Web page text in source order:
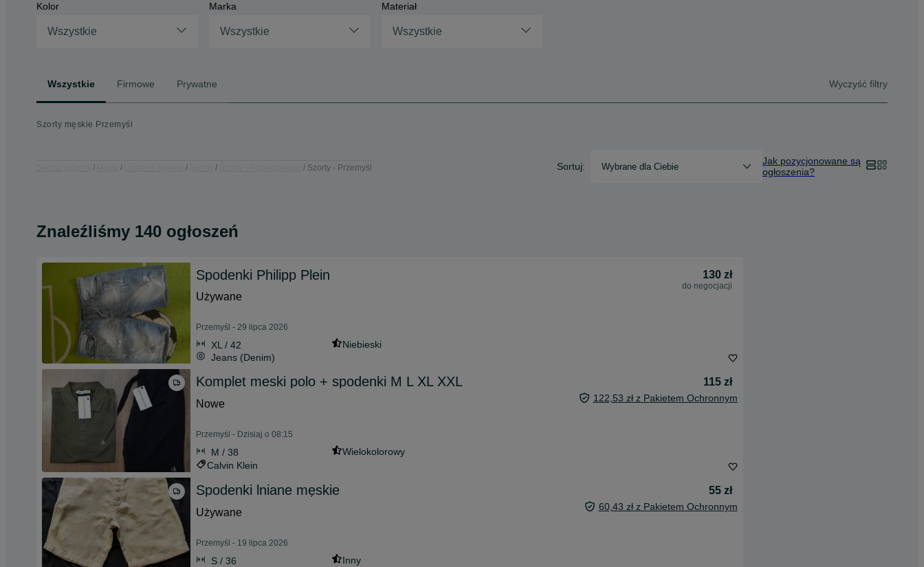
Kolor
Wszystkie
Marka
Wszystkie
Materiał
Wszystkie
Wszystkie Firmowe Prywatne Wyczyść filtry
Szorty męskie Przemyśl
Szorty - Przemyśl Sortuj: Wybrane dla Ciebie
Jak pozycjonowane są
ogłoszenia?
Znaleźliśmy 140 ogłoszeń
Spodenki Philipp Plein 130 zł
do negocjacji
Używane
Przemyśl - 29 lipca 2026
XL / 42
Niebieski
Jeans (Denim)
Komplet meski polo + spodenki M L XL XXL
115 zł
Nowe
122,53 zł z Pakietem Ochronnym
Przemyśl - Dzisiaj o 08:15
M / 38
Wielokolorowy
Calvin Klein
Spodenki lniane męskie
55 zł
Używane
60,43 zł z Pakietem Ochronnym
Przemyśl - 19 lipca 2026
S / 36
Inny